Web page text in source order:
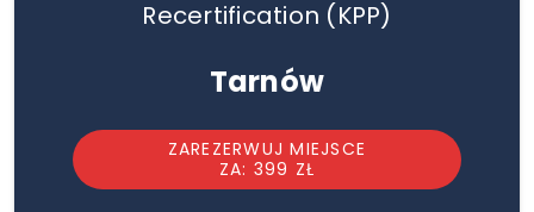
Recertification (KPP)
Tarnów
ZAREZERWUJ MIEJSCE
ZA: 399 ZŁ